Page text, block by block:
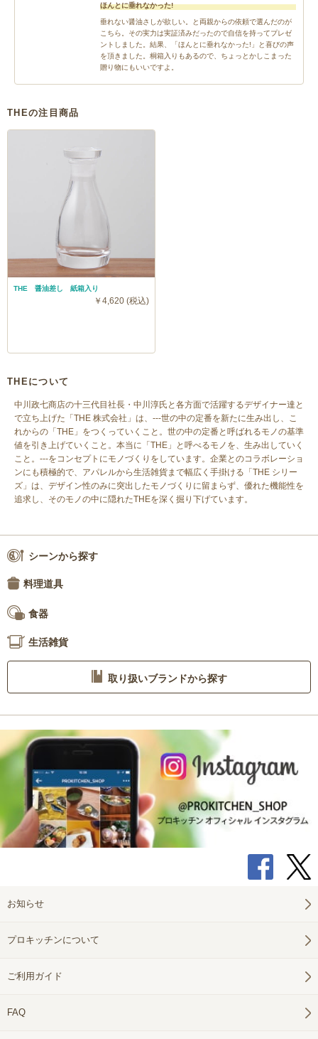
ほんとに垂れなかった!
垂れない醤油さしが欲しい。と両親からの依頼で選んだのが
こちら。その実力は実証済みだったので自信を持ってプレゼ
ントしました。結果、「ほんとに垂れなかった!」と喜びの声
を頂きました。桐箱入りもあるので、ちょっとかしこまった
贈り物にもいいですよ。
THEの注目商品
THE 醤油差し 紙箱入り
￥4,620 (税込)
THEについて
中川政七商店の十三代目社長・中川淳氏と各方面で活躍するデザイナー達と
で立ち上げた「THE 株式会社」は、---世の中の定番を新たに生み出し、こ
れからの「THE」をつくっていくこと。世の中の定番と呼ばれるモノの基準
値を引き上げていくこと。本当に「THE」と呼べるモノを、生み出していく
こと。---をコンセプトにモノづくりをしています。企業とのコラボレーショ
ンにも積極的で、アパレルから生活雑貨まで幅広く手掛ける「THE シリー
ズ」は、デザイン性のみに突出したモノづくりに留まらず、優れた機能性を
追求し、そのモノの中に隠れたTHEを深く掘り下げています。
シーンから探す
料理道具
食器
生活雑貨
取り扱いブランドから探す
お知らせ
プロキッチンについて
ご利用ガイド
FAQ